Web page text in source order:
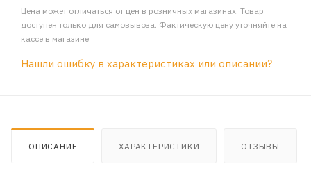
Цена может отличаться от цен в розничных магазинах. Товар
доступен только для самовывоза. Фактическую цену уточняйте на
кассе в магазине
Нашли ошибку в характеристиках или описании?
ОПИСАНИЕ ХАРАКТЕРИСТИКИ ОТЗЫВЫ